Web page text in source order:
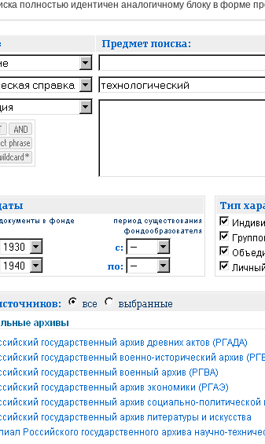
полностью идентичен аналогичному блоку в форме